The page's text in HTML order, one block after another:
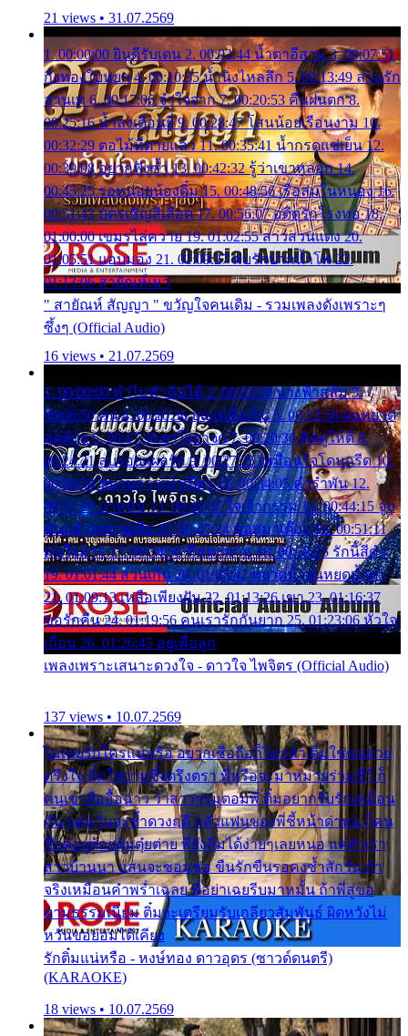
21 views • 31.07.2569
1. 00:00:00 ยินดีรับเดน 2. 00:03:44 น้ำตาอีสาน 3. 00:07:51
กิ่งทองใบหยก 4. 00:10:35 น้ำนิ่งไหลลึก 5. 00:13:49 ลานรัก
ลานเท 6. 00:17:06 จำใจจาก 7. 00:20:53 คืนฝนตก 8.
00:25:16 น้ำลงเดือนยี่ 9. 00:28:47 โสนน้อยเรือนงาม 10.
00:32:29 ตอไม้ที่ตายแล้ว 11. 00:35:41 น้ำกรดแช่เย็น 12.
00:39:08 อยากฟังซ้ำ 13. 00:42:32 รู้ว่าเขาหลอก 14.
00:45:25 รอหน่อยน้องติ๋ม 15. 00:48:56 เรือล่มในหนอง 16.
00:51:43 บัตรเชิญสีเลือด 17. 00:56:07 อดีตรักโรงทอ 18.
01:00:00 เขมรไล่ควาย 19. 01:02:55 สาวสวนแตง 20.
01:05:51 แอบมอง 21. 01:09:27 พบรักปากน้ำโพ 22.
01:13:06 สายัณห์เมา
" สายัณห์ สัญญา " ขวัญใจคนเดิม - รวมเพลงดังเพราะๆ
ซึ้งๆ (Official Audio)
16 views • 21.07.2569
1. 00:00:00 ทำไมทำฉันได้ 2. 00:03:20 นางฟ้าสลัม 3.
00:06:50 คน 4. 00:10:36 บุญเหลือเกิน 5. 00:13:58 ฝนหยาด
สุดท้าย 6. 00:17:30 ยาใจยาจก 7. 00:20:30 คิดดูให้ดี 8.
00:24:21 ลบรอยแผลรัก 9. 00:27:35 เหมือนใจโดนกรีด 10.
00:30:54 ขบวนการเปาเปียว 11. 00:34:05 คำรำพัน 12.
00:37:20 ปาหนัน 13. 00:40:37 ใจเจ้ากรรม 14. 00:44:15 จูบ
ฉันแล้วจงตายเสีย 15. 00:47:24 ขอสูมาเต๊อะ 16. 00:51:11
คนใจมาร 17. 00:54:50 คืนทรมาน 18. 00:58:25 รักนี้สีดำ
19. 01:01:44 ส่วนเกิน 20. 01:05:42 หยาดน้ำฝนหยดน้ำตา
21. 01:09:13 เหลือเพียงฝัน 22. 01:13:26 เขา 23. 01:16:37
ขอรักคืน 24. 01:19:56 คนเรารักกันยาก 25. 01:23:06 หัวใจ
เถื่อน 26. 01:26:45 อยู่เพื่อลูก
เพลงเพราะเสนาะดวงใจ - ดาวใจ ไพจิตร (Official Audio)
137 views • 10.07.2569
ไม่เคยรักใครแน่หรือ อยากเชื่อถือก็ไม่กล้า ติ๋มใช่คนสวย
ตรึงใจ ติ๋มใช่งามซึ้งตรึงตรา พี่หรือจะมาหมายร่วมชีวี ก็
คนเขาลืออื้อฉาว ว่าสาวๆรุมตอมพี่ ติ๋มอยากรับรักเหมือน
กัน แต่หวั่นจะช้ำดวงฤดี กลัวแฟนของพี่ชี้หน้าด่าทอ ก็คน
ชื่อต๋อยต้อยตุ้มตุ๋ยต่าย พี่ยังลืมได้ง่ายๆเลยหนอ แค่ตัวเรา
สาวบ้านนา แสนจะซอมซ่อ ขืนรักขืนรอคงช้ำสักวัน ถ้า
จริงเหมือนคำพร่ำเฉลย พี่อย่าเฉยรีบมาหมั้น ถ้าพี่สู่ขอ
ตามธรรมเนียม ติ๋มจะเตรียมรับเกลียวสัมพันธ์ ผิดหวังไม่
หวั่นขอยอมได้เคียง
รักติ๋มแน่หรือ - หงษ์ทอง ดาวอุดร (ซาวด์ดนตรี)
(KARAOKE)
18 views • 10.07.2569